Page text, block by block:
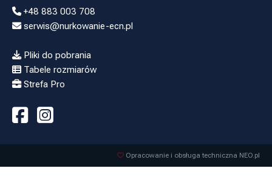
+48 883 003 708
serwis@nurkowanie-ecn.pl
Pliki do pobrania
Tabele rozmiarów
Strefa Pro
Opracowanie i obsługa techniczna NEO.pl